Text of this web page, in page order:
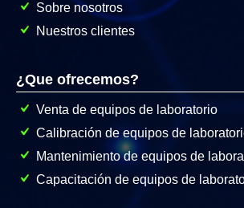
Sobre nosotros
Nuestros clientes
¿Que ofrecemos?
Venta de equipos de laboratorio
Calibración de equipos de
Mantenimiento de equipos de
Capacitación de equipos de